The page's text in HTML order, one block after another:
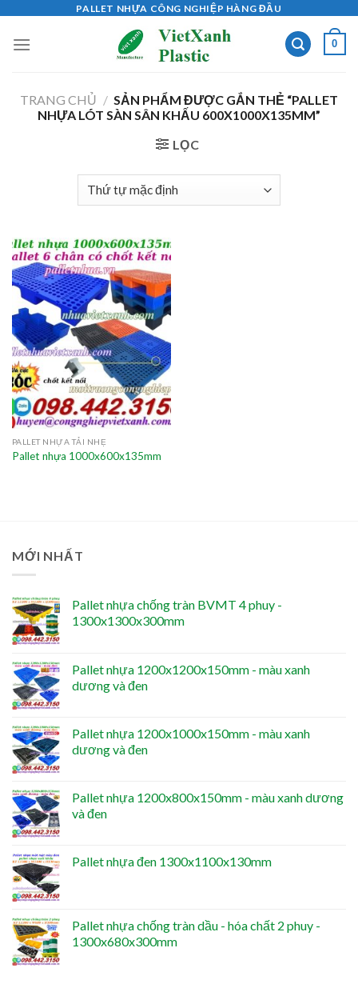
content
PALLET NHỰA CÔNG NGHIỆP HÀNG ĐẦU
0
TRANG CHỦ / SẢN PHẨM ĐƯỢC GẮN THẺ “PALLET
NHỰA LÓT SÀN SÂN KHẤU 600X1000X135MM”
LỌC
PALLET NHỰA TẢI NHẸ
Pallet nhựa 1000x600x135mm
MỚI NHẤT
Pallet nhựa chống tràn BVMT 4 phuy -
1300x1300x300mm
Pallet nhựa 1200x1200x150mm - màu xanh
dương và đen
Pallet nhựa 1200x1000x150mm - màu xanh
dương và đen
Pallet nhựa 1200x800x150mm - màu xanh dương
và đen
Pallet nhựa đen 1300x1100x130mm
Pallet nhựa chống tràn dầu - hóa chất 2 phuy -
1300x680x300mm